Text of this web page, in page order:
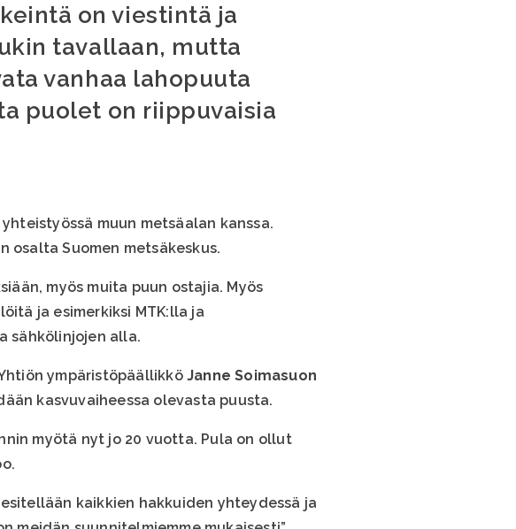
on viestintä ja
tavallaan, mutta
vanhaa lahopuuta
puolet on riippuvaisia
muun metsäalan kanssa.
osalta Suomen metsäkeskus.
myös muita puun ostajia. Myös
ja esimerkiksi MTK:lla ja
sähkölinjojen alla.
ympäristöpäällikköJanne Soimasuon
kasvuvaiheessa olevasta puusta.
myötä nyt jo 20 vuotta. Pula on ollut
kaikkien hakkuiden yhteydessä ja